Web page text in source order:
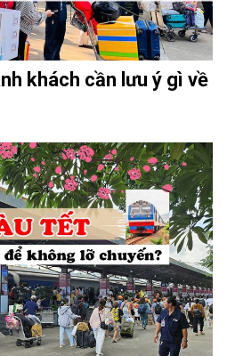
khách cần lưu ý gì về